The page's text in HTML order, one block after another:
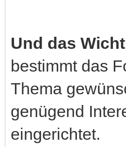
Und das
bestimmt das
Thema
genügend
eingerichtet.